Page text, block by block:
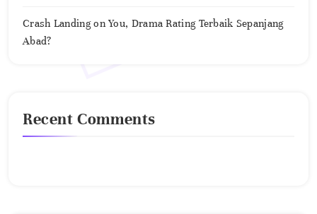
Crash Landing on You, Drama Rating Terbaik Sepanjang
Abad?
Recent Comments